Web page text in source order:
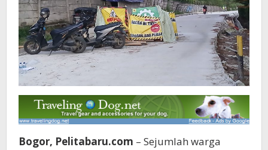
Bogor, Pelitabaru.com – Sejumlah warga